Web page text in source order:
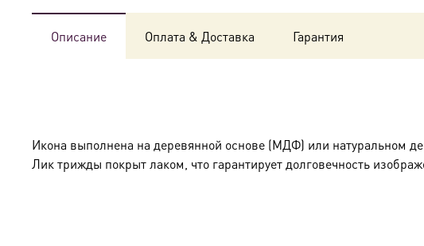
Описание Оплата & Доставка Гарантия
Икона выполнена на деревянной основе (МДФ) или натуральном
Лик трижды покрыт лаком, что гарантирует долговечность